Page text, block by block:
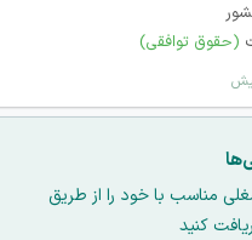
(حقوق توافقی)
مناسب با خود را از طریق
کنید